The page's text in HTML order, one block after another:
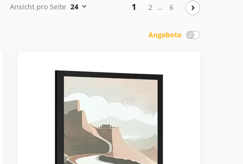
Ansicht pro Seite 24 1 2 … 6
Angebote